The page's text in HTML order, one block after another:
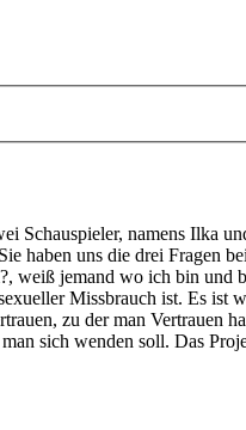
Schauspieler, namens Ilka
haben uns die drei Fragen
weiß jemand wo ich bin
Missbrauch ist. Es ist
zu der man Vertrauen
sich wenden soll. Das